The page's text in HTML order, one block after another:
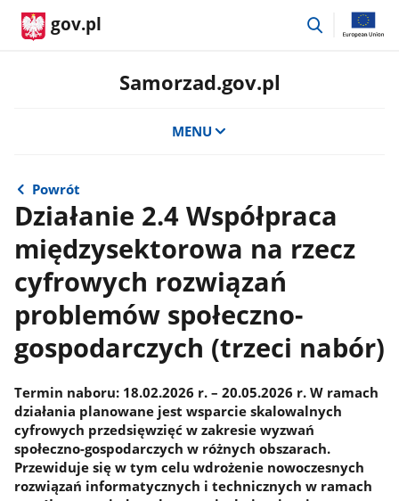
gov.pl
przejdź
Samorzad.gov.pl
MENU
Powrót
Działanie 2.4 Współpraca
międzysektorowa na rzecz
cyfrowych rozwiązań
problemów społeczno-
gospodarczych (trzeci nabór)
Termin naboru: 18.02.2026 r. – 20.05.2026 r. W ramach
działania planowane jest wsparcie skalowalnych
cyfrowych przedsięwzięć w zakresie wyzwań
społeczno-gospodarczych w różnych obszarach.
Przewiduje się w tym celu wdrożenie nowoczesnych
rozwiązań informatycznych i technicznych w ramach